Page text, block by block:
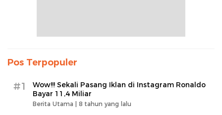
Pos Terpopuler
#1
Wow!!! Sekali Pasang Iklan di Instagram Ronaldo
Bayar 11,4 Miliar
Berita Utama | 8 tahun yang lalu